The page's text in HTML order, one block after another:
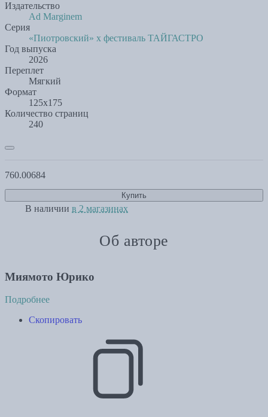
Издательство
Ad Marginem
Серия
«Пиотровский» х фестиваль ТАЙГАСТРО
Год выпуска
2026
Переплет
Мягкий
Формат
125x175
Количество страниц
240
760.00684
Купить
В наличии в 2 магазинах
Об авторе
Миямото Юрико
Подробнее
Скопировать